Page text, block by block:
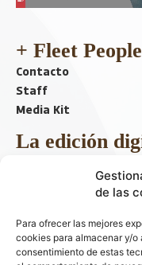
de las
Para ofrecer las mejores
cookies para almacenar y/o
consentimiento de estas
+ Fleet People
Contacto
Staff
Media Kit
La edición
Descargar último
ir a hemeroteca
+ Contenido